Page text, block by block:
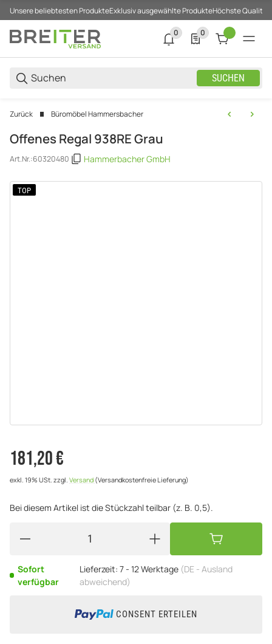
Unsere beliebtesten ProdukteExklusiv ausgewählte ProdukteHöchste Qualität
SUCHEN
0
0 neue Notifizierungen
0
0 Produkte in der
Zurück Büromöbel Hammersbacher
Hammerbacher GmbH
Offenes Regal 938RE Grau
Art.Nr.:60320480
TOP
181,20 €
exkl. 19% USt. zzgl. Versand (Versandkostenfreie Lieferung)
Bei diesem Artikel ist die Stückzahl teilbar (z. B. 0,5).
Sofort
verfügbar
Lieferzeit: 7 - 12 Werktage (DE - Ausland
abweichend)
CONSENT ERTEILEN